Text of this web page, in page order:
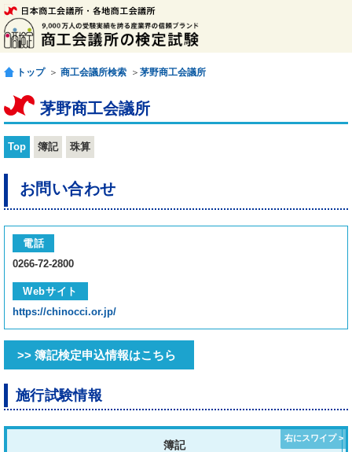
トップ ＞ 商工会議所検索 ＞ 茅野商工会議所
茅野商工会議所
Top 簿記 珠算
お問い合わせ
電話
0266-72-2800
Webサイト
https://chinocci.or.jp/
>> 簿記検定申込情報はこちら
施行試験情報
簿記